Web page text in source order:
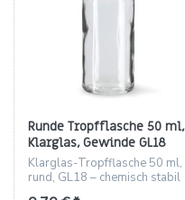
Runde Tropfflasche 50 ml,
Klarglas, Gewinde GL18
Klarglas-Tropfflasche 50 ml,
rund, GL18 – chemisch stabil